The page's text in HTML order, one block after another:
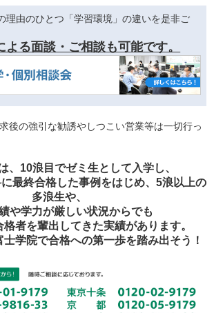
理由のひとつ「学習環境」の違いを是非ご
る面談・ご相談も可能です。
後の強引な勧誘やしつこい営業等は一切行っ
、10浪目でゼミ生として入学し、
最終合格した事例をはじめ、5浪以上の
多浪生や、
や学力が厳しい状況からでも
者を輩出してきた実績があります。
士学院で合格への第一歩を踏み出そう！